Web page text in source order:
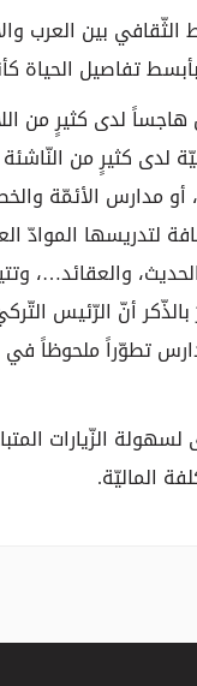
بين العرب
تفاصيل الحياة
لدى كثيرٍ من
لدى كثيرٍ من
أو مدارس الأئمّة
لتدريسها الموادّ
والعقائد…،
بالذّكر أنّ الرّئيس
تطوّراً ملحوظاً في
الزّيارات
الماليّة.